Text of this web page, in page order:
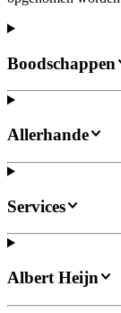
Boodschappen
Allerhande
Services
Albert Heijn